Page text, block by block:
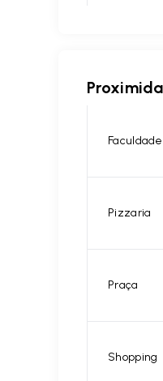
Faculdade
Pizzaria
Praça
Shopping